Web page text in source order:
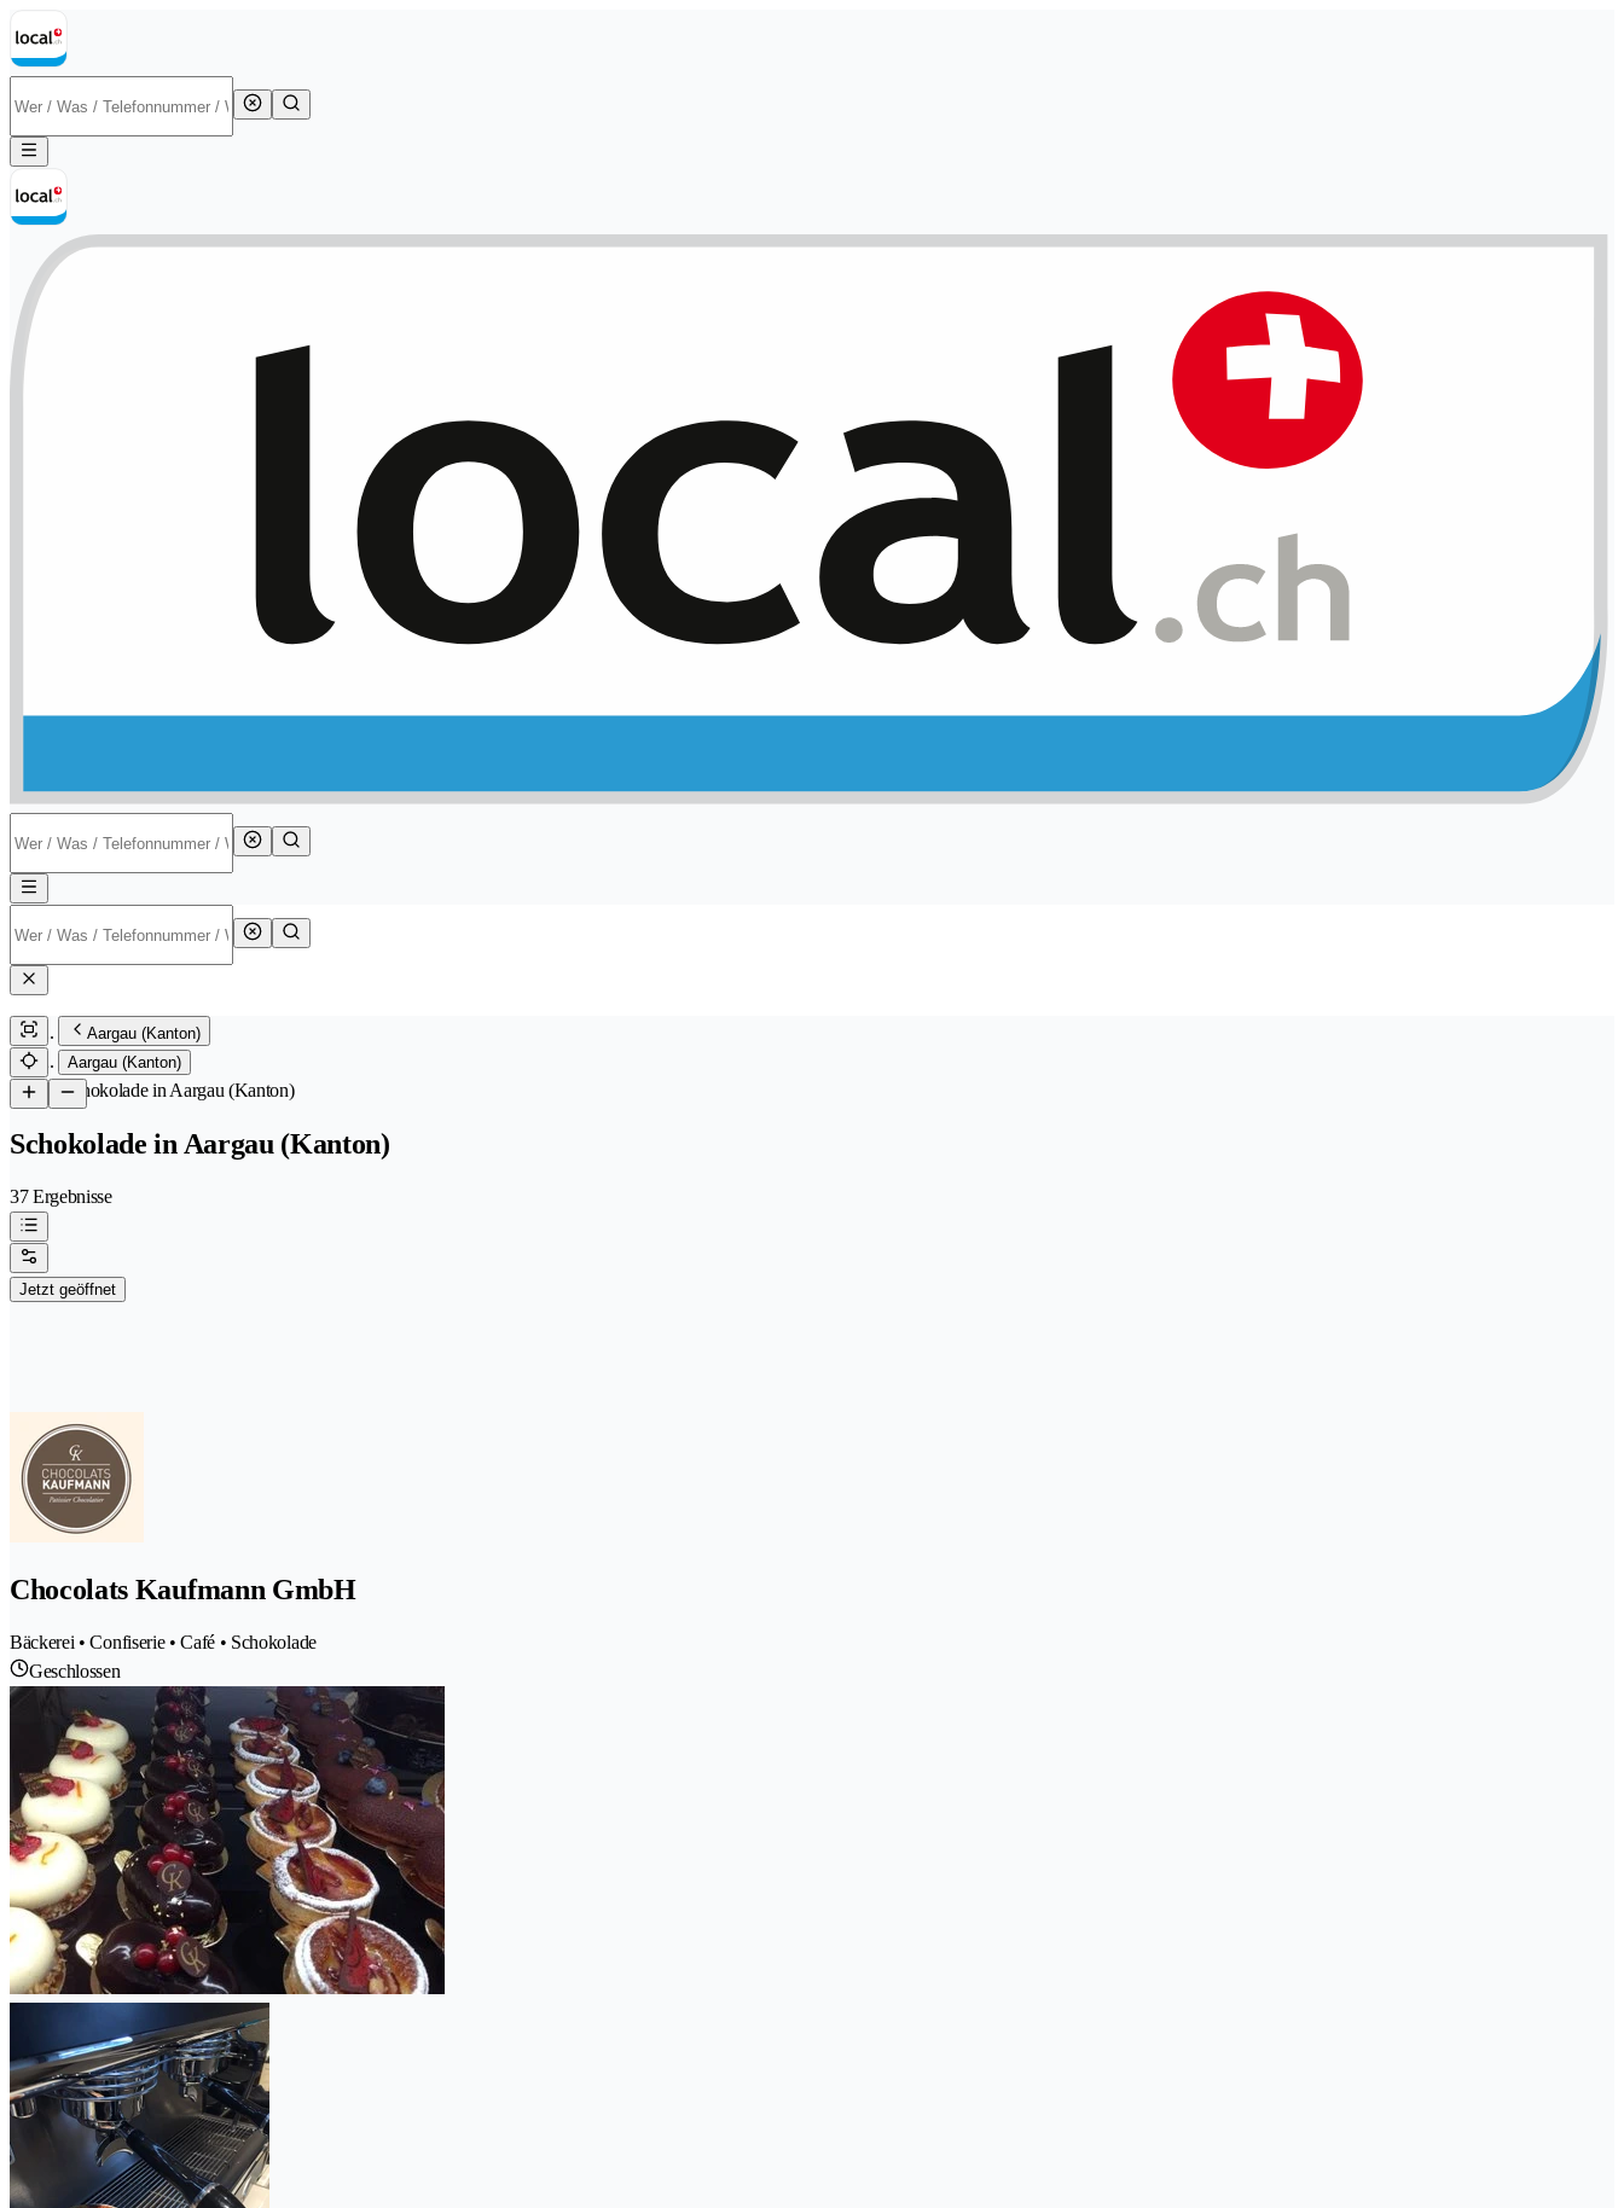
Aargau (Kanton)
Aargau (Kanton)
/Schokolade in Aargau (Kanton)
Schokolade in Aargau (Kanton)
37 Ergebnisse
Jetzt geöffnet
Chocolats Kaufmann GmbH
Bäckerei • Confiserie • Café • Schokolade
Geschlossen